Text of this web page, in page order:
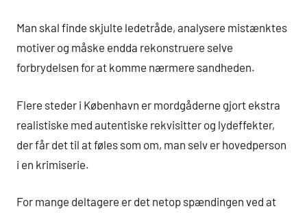
Man skal finde skjulte ledetråde, analysere mistænktes
motiver og måske endda rekonstruere selve
forbrydelsen for at komme nærmere sandheden.
Flere steder i København er mordgåderne gjort ekstra
realistiske med autentiske rekvisitter og lydeffekter,
der får det til at føles som om, man selv er hovedperson
i en krimiserie.
For mange deltagere er det netop spændingen ved at